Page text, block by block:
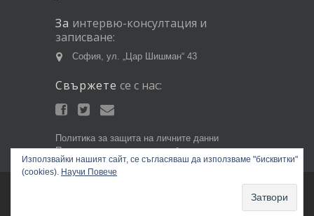
За интервю-консултация и
записване:
София, ул. „Цар Шишман“ 43
Свържете се с нас:
Политика за защита на личните данни
Политика за използване на бисквитки
Използвайки нашият сайт, се съгласяваш да използваме "бисквитки"
(cookies). Научи Повече